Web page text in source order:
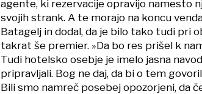
agente, ki rezervacije opravijo namesto
svojih strank. A te morajo na koncu
Batagelj in dodal, da je bilo tako tudi pri
takrat še premier. »Da bo res prišel k
Tudi hotelsko osebje je imelo jasna
pripravljali. Bog ne daj, da bi o tem
Bili smo namreč posebej opozorjeni, da